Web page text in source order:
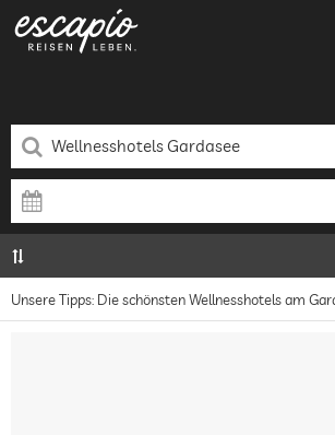
Unsere Tipps: Die schönsten Wellnesshotels am